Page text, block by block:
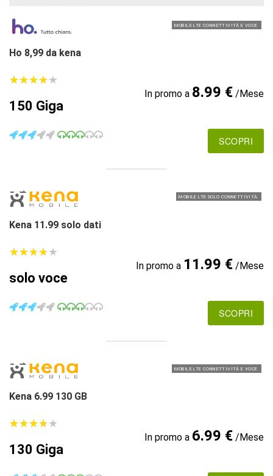
MOBILE LTE CONNETTIVITÀ E VOCE
Ho 8,99 da kena
★★★★★
★★★★★
150 Giga
In promo a 8.99 €/Mese
SCOPRI
MOBILE LTE SOLO CONNETTIVITÀ
Kena 11.99 solo dati
★★★★★
★★★★★
solo voce
In promo a 11.99 €/Mese
SCOPRI
MOBILE LTE CONNETTIVITÀ E VOCE
Kena 6.99 130 GB
★★★★★
★★★★★
130 Giga
In promo a 6.99 €/Mese